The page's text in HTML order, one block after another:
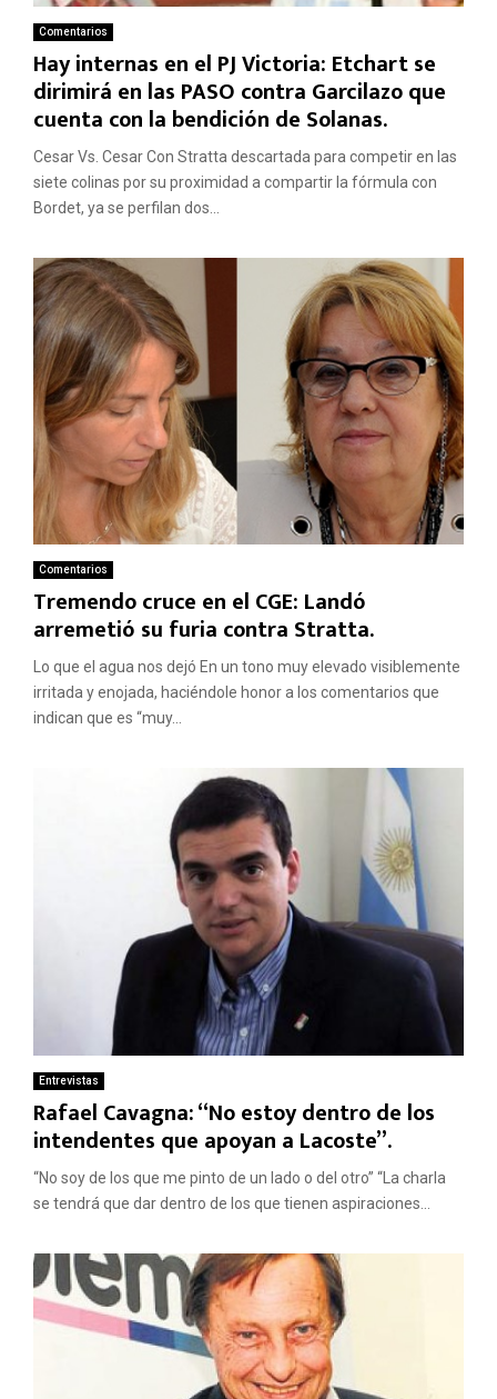
Comentarios
Hay internas en el PJ Victoria: Etchart se
dirimirá en las PASO contra Garcilazo que
cuenta con la bendición de Solanas.
Cesar Vs. Cesar Con Stratta descartada para competir en las
siete colinas por su proximidad a compartir la fórmula con
Bordet, ya se perfilan dos...
Comentarios
Tremendo cruce en el CGE: Landó
arremetió su furia contra Stratta.
Lo que el agua nos dejó En un tono muy elevado visiblemente
irritada y enojada, haciéndole honor a los comentarios que
indican que es “muy...
Entrevistas
Rafael Cavagna: “No estoy dentro de los
intendentes que apoyan a Lacoste”.
“No soy de los que me pinto de un lado o del otro” “La charla
se tendrá que dar dentro de los que tienen aspiraciones...